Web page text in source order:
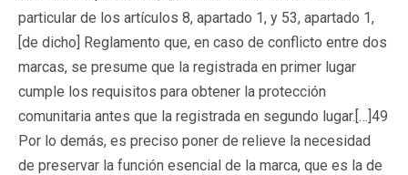
particular de los artículos 8, apartado 1, y 53, apartado 1,
[de dicho] Reglamento que, en caso de conflicto entre dos
marcas, se presume que la registrada en primer lugar
cumple los requisitos para obtener la protección
comunitaria antes que la registrada en segundo lugar.[…]49
Por lo demás, es preciso poner de relieve la necesidad
de preservar la función esencial de la marca, que es la de